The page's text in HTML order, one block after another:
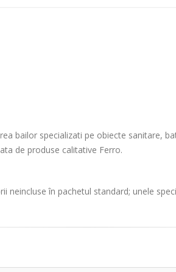
bailor specializati pe obiecte sanitare,
de produse calitative Ferro.
neincluse în pachetul standard; unele